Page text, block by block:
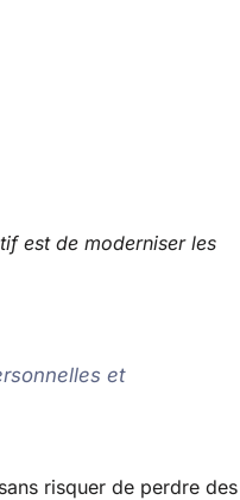
est de moderniser les
et
risquer de perdre des